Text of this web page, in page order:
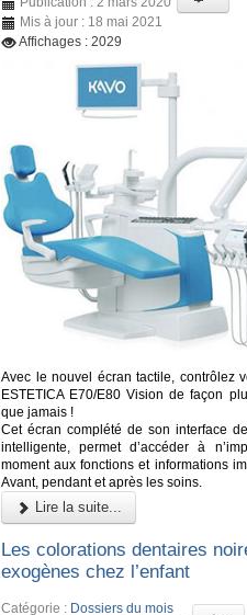
Mis à jour : 18 mai 2021
Affichages : 2029
Avec le nouvel écran tactile, contrôlez
ESTETICA E70/E80 Vision de façon
que jamais !
Cet écran complété de son interface
intelligente, permet d’accéder à
moment aux fonctions et informations
Avant, pendant et après les soins.
Lire la suite...
Les colorations dentaires
exogènes chez l’enfant
Catégorie : Dossiers du mois